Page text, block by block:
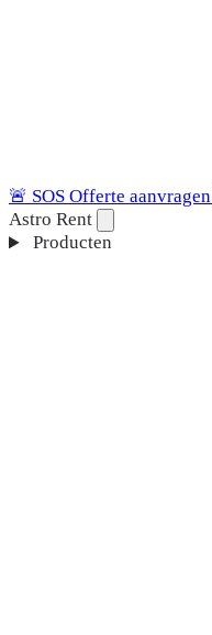
🚨 SOS Offerte aanvragen
Astro Rent
Producten